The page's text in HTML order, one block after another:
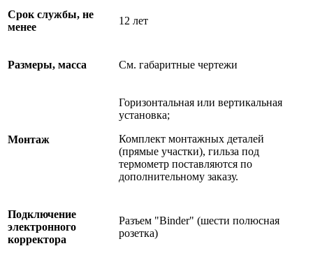
Срок службы, не
менее
12 лет
Размеры, масса См. габаритные чертежи
Монтаж
Горизонтальная или вертикальная
установка;
Комплект монтажных деталей
(прямые участки), гильза под
термометр поставляются по
дополнительному заказу.
Подключение
электронного
корректора
Разъем "Binder" (шести полюсная
розетка)